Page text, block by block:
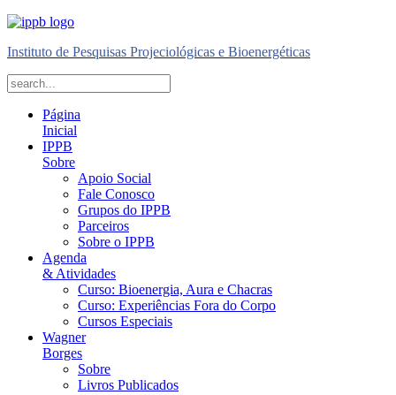
Instituto de Pesquisas Projeciológicas e Bioenergéticas
Página
Inicial
IPPB
Sobre
Apoio Social
Fale Conosco
Grupos do IPPB
Parceiros
Sobre o IPPB
Agenda
& Atividades
Curso: Bioenergia, Aura e Chacras
Curso: Experiências Fora do Corpo
Cursos Especiais
Wagner
Borges
Sobre
Livros Publicados